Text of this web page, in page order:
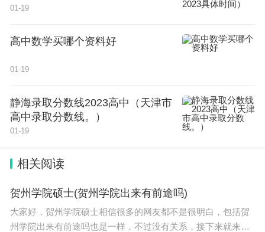
01-19
高中数学买哪个资料好
01-19
静海录取分数线2023高中（天津市
高中录取分数线。）
01-19
相关阅读
贺州学院硕士(贺州学院出来有前途吗)
大家好，贺州学院硕士相信很多的网友都不是很明白，包括贺
州学院出来有前途吗也是一样，不过没有关系，接下来就来为